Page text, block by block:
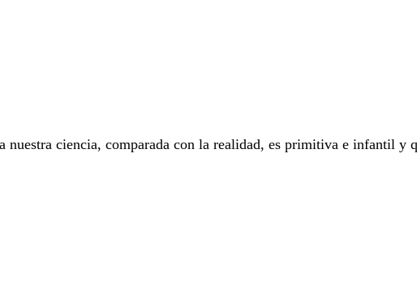
nuestra ciencia, comparada con la realidad, es primitiva e infantil y